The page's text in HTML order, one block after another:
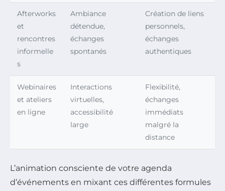
Afterworks
et
rencontres
informelle
s
Ambiance
détendue,
échanges
spontanés
Création de liens
personnels,
échanges
authentiques
Webinaires
et ateliers
en ligne
Interactions
virtuelles,
accessibilité
large
Flexibilité,
échanges
immédiats
malgré la
distance
L’animation consciente de votre agenda
d’événements en mixant ces différentes formules